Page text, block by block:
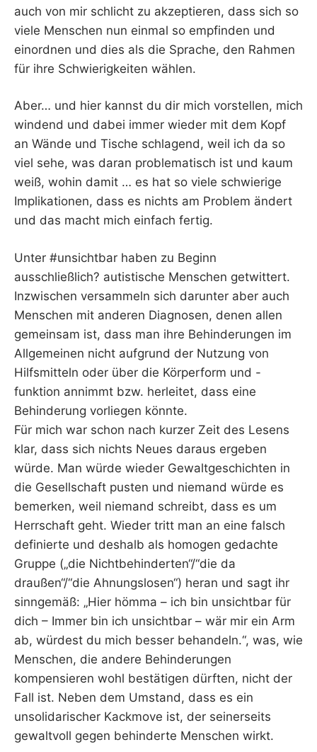
auch von mir schlicht zu akzeptieren, dass sich so
viele Menschen nun einmal so empfinden und
einordnen und dies als die Sprache, den Rahmen
für ihre Schwierigkeiten wählen.
Aber… und hier kannst du dir mich vorstellen, mich
windend und dabei immer wieder mit dem Kopf
an Wände und Tische schlagend, weil ich da so
viel sehe, was daran problematisch ist und kaum
weiß, wohin damit … es hat so viele schwierige
Implikationen, dass es nichts am Problem ändert
und das macht mich einfach fertig.
Unter #unsichtbar haben zu Beginn
ausschließlich? autistische Menschen getwittert.
Inzwischen versammeln sich darunter aber auch
Menschen mit anderen Diagnosen, denen allen
gemeinsam ist, dass man ihre Behinderungen im
Allgemeinen nicht aufgrund der Nutzung von
Hilfsmitteln oder über die Körperform und -
funktion annimmt bzw. herleitet, dass eine
Behinderung vorliegen könnte.
Für mich war schon nach kurzer Zeit des Lesens
klar, dass sich nichts Neues daraus ergeben
würde. Man würde wieder Gewaltgeschichten in
die Gesellschaft pusten und niemand würde es
bemerken, weil niemand schreibt, dass es um
Herrschaft geht. Wieder tritt man an eine falsch
definierte und deshalb als homogen gedachte
Gruppe („die Nichtbehinderten“/“die da
draußen“/“die Ahnungslosen“) heran und sagt ihr
sinngemäß: „Hier hömma – ich bin unsichtbar für
dich – Immer bin ich unsichtbar – wär mir ein Arm
ab, würdest du mich besser behandeln.“, was, wie
Menschen, die andere Behinderungen
kompensieren wohl bestätigen dürften, nicht der
Fall ist. Neben dem Umstand, dass es ein
unsolidarischer Kackmove ist, der seinerseits
gewaltvoll gegen behinderte Menschen wirkt.